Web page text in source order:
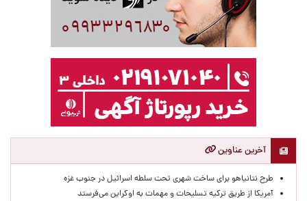
آخرین عناوین
طرح نتانیاهو برای ساخت شهری تحت سلطه اسرائیل در جنوب غزه
آمریکا از طریق ترکیه تسلیحات و مهمات به اوکراین می‌فرستد